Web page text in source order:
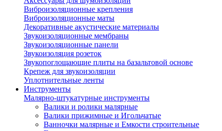
Виброизоляционные крепления
Виброизоляционные маты
Декоративные акустические материалы
Звукоизоляционные мембраны
Звукоизоляционные панели
Звукоизоляция розеток
Звукопоглощающие плиты на базальтовой основе
Крепеж для звукоизоляции
Уплотнительные ленты
Инструменты
Малярно-штукатурные инструменты
Валики и ролики малярные
Валики прижимные и Игольчатые
Ванночки малярные и Емкости строительные